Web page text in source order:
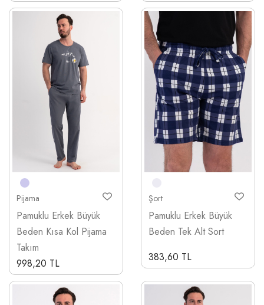
Pijama
Pamuklu Erkek Büyük
Beden Kısa Kol Pijama
Takım
998,20 TL
Şort
Pamuklu Erkek Büyük
Beden Tek Alt Sort
383,60 TL